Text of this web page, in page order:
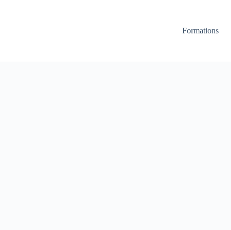
Formations